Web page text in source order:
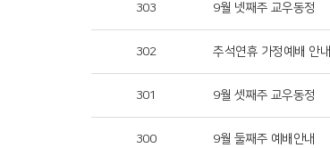
303 9월 넷째주 교우동정
302 추석연휴 가정예배 안내
301 9월 셋째주 교우동정
300 9월 둘째주 예배안내